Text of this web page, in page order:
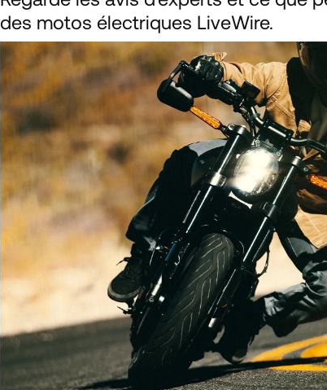
des motos électriques LiveWire.